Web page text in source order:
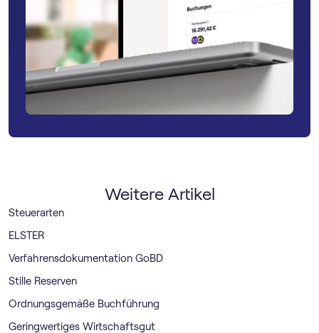
Weitere Artikel
Steuerarten
ELSTER
Verfahrensdokumentation GoBD
Stille Reserven
Ordnungsgemäße Buchführung
Geringwertiges Wirtschaftsgut